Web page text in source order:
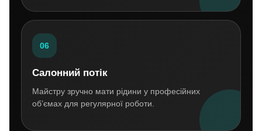
06
Салонний потік
Майстру зручно мати рідини у професійних
об’ємах для регулярної роботи.